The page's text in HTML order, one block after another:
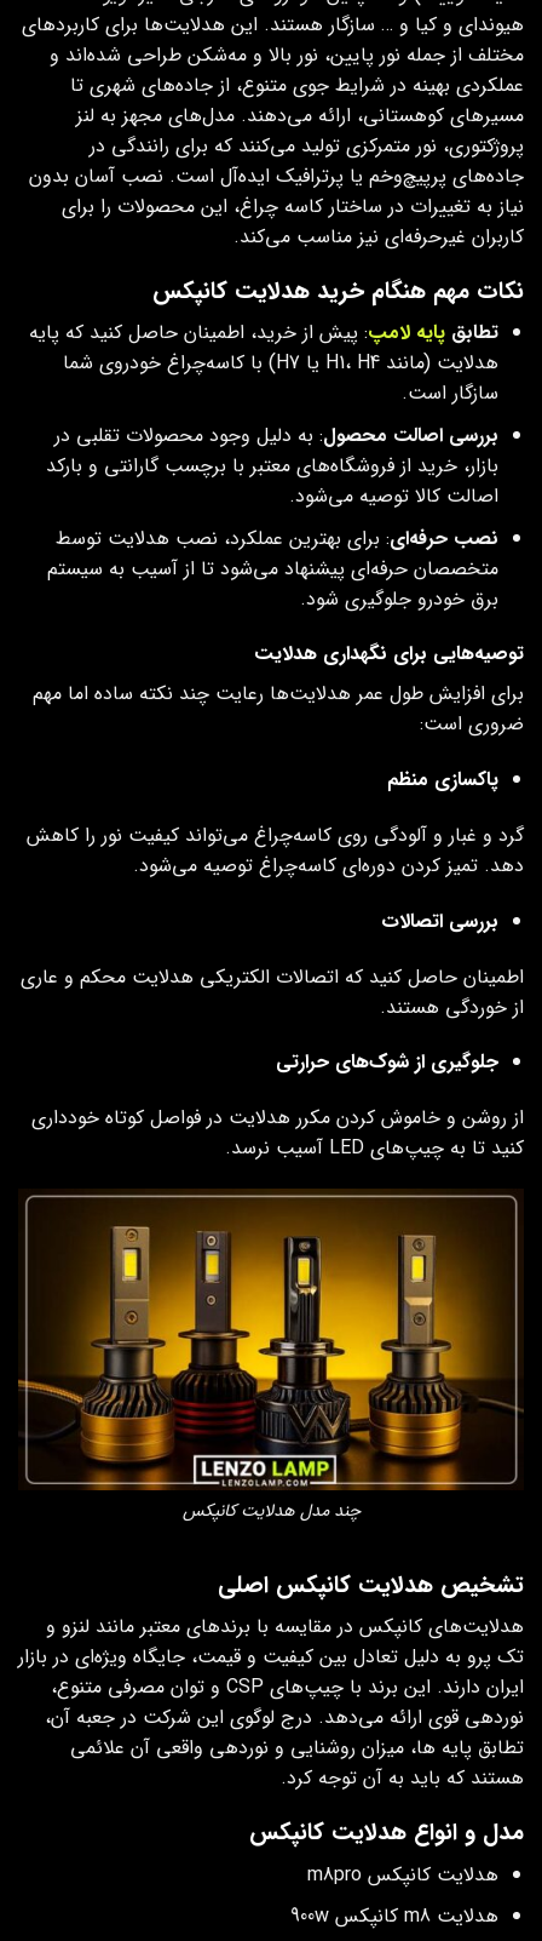
هیوندای و کیا و … سازگار هستند. این هدلایت‌ها برای کاربردهای
مختلف از جمله نور پایین، نور بالا و مه‌شکن طراحی شده‌اند و
عملکردی بهینه در شرایط جوی متنوع، از جاده‌های شهری تا
مسیرهای کوهستانی، ارائه می‌دهند. مدل‌های مجهز به لنز
پروژکتوری، نور متمرکزی تولید می‌کنند که برای رانندگی در
جاده‌های پرپیچ‌وخم یا پرترافیک ایده‌آل است. نصب آسان بدون
نیاز به تغییرات در ساختار کاسه‌ چراغ، این محصولات را برای
کاربران غیرحرفه‌ای نیز مناسب می‌کند.
نکات مهم هنگام خرید هدلایت کانپکس
تطابق پایه لامپ: پیش از خرید، اطمینان حاصل کنید که پایه
هدلایت (مانند H1، H4 یا H7) با کاسه‌چراغ خودروی شما
سازگار است.
بررسی اصالت محصول: به دلیل وجود محصولات تقلبی در
بازار، خرید از فروشگاه‌های معتبر با برچسب گارانتی و بارکد
اصالت کالا توصیه می‌شود.
نصب حرفه‌ای: برای بهترین عملکرد، نصب هدلایت توسط
متخصصان حرفه‌ای پیشنهاد می‌شود تا از آسیب به سیستم
برق خودرو جلوگیری شود.
توصیه‌هایی برای نگهداری هدلایت
برای افزایش طول عمر هدلایت‌ها رعایت چند نکته ساده اما مهم
ضروری است:
پاکسازی منظم
گرد و غبار و آلودگی روی کاسه‌چراغ می‌تواند کیفیت نور را کاهش
دهد. تمیز کردن دوره‌ای کاسه‌چراغ توصیه می‌شود.
بررسی اتصالات
اطمینان حاصل کنید که اتصالات الکتریکی هدلایت محکم و عاری
از خوردگی هستند.
جلوگیری از شوک‌های حرارتی
از روشن و خاموش کردن مکرر هدلایت در فواصل کوتاه خودداری
کنید تا به چیپ‌های LED آسیب نرسد.
چند مدل هدلایت کانپکس
تشخیص هدلایت کانپکس اصلی
هدلایت‌های کانپکس در مقایسه با برندهای معتبر مانند لنزو و
تک پرو به دلیل تعادل بین کیفیت و قیمت، جایگاه ویژه‌ای در بازار
ایران دارند. این برند با چیپ‌های CSP و توان مصرفی متنوع،
نوردهی قوی ارائه می‌دهد. درج لوگوی این شرکت در جعبه آن،
تطابق پایه ها، میزان روشنایی و نوردهی واقعی آن علائمی
هستند که باید به آن توجه کرد.
مدل و انواع هدلایت کانپکس
هدلایت کانپکس m8pro
هدلایت m8 کانپکس 900w